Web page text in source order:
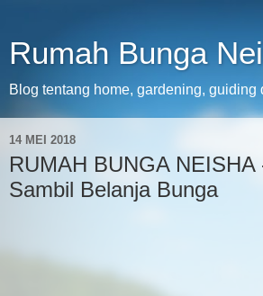
Rumah Bunga
Blog tentang home, gardening, guiding
14 MEI 2018
RUMAH BUNGA
Sambil Belanja Bunga